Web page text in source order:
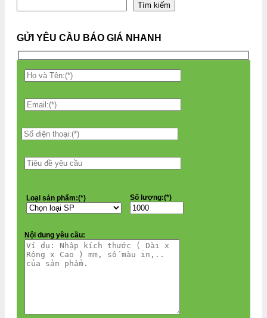
Tìm kiếm
GỬI YÊU CẦU BÁO GIÁ NHANH
Loại sản phẩm:(*) Số lượng:(*)
Nội dung yêu cầu: